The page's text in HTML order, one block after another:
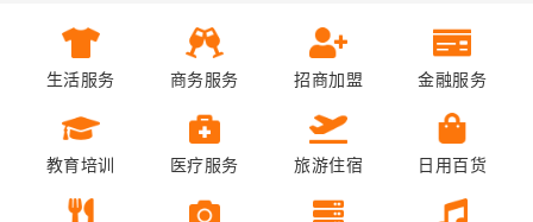
生活服务 商务服务 招商加盟 金融服务
教育培训 医疗服务 旅游住宿 日用百货